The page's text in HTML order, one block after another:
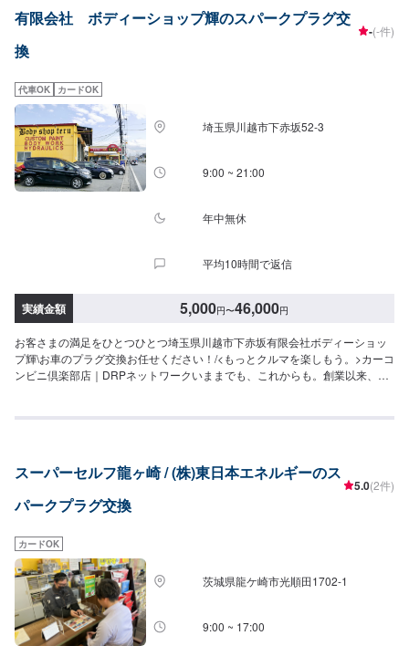
ご納得いただければ作業開始【4】仕上がり次第納車-----納期について-----納
期は通常1日～2日程度で納車となります。(要相談)納期は前後する場合がご
ざいます。予めご了承ください。-----ご来店時の注意、受付方法-----入庫の際
ースに駐車してください。受付はスタッフへ「メンテモで予約しました」と
お伝えください。ご案内いたします。【定休日・営業時間】定休日：日曜
日、祝日、第二土曜日営業時間：8:30~17:30
有限会社 ボディーショップ輝のスパークプラグ交
換
-(-件)
代車OK カードOK
埼玉県川越市下赤坂52‐3
9:00 ~ 21:00
年中無休
平均10時間で返信
実績金額 5,000円〜46,000円
お客さまの満足をひとつひとつ埼玉県川越市下赤坂有限会社ボディーショッ
プ輝\お車のプラグ交換お任せください！/<もっとクルマを楽しもう。>カーコ
ンビニ倶楽部店｜DRPネットワークいままでも、これからも。創業以来、た
ニ倶楽部やDRPネットワークに加入し、設備を整え、焦ることなく休むこと
ば作業開始【4】仕上がり次第納車<パーツ持ち込みOK>パーツの持ち込み・
販売が可能です。持ち込みをご希望の方はオファーにて、車種情報と持ち込
みパーツの詳細をお送りください。店頭でのパーツのご購入をご希望の方も
>代車をご用意しています。お車の作業中は代車をご利用ください。※代車の
燃料代はお客様にご負担いただいております。<定休日・営業時間>定休日：
年中無休（大型連休のみ休み）営業時間：9:00~21:00<輸入車のご注意>修理
作業時に部品が必要な場合、一般的に国内に流通している部品以外は本国取
り寄せとなるため、作業完了までにお時間をいただく場合がございます。ま
た車の性質上、追加部品・作業が必要となるケースがあり、その場合は都度
ご連絡をさせていただきます。
スーパーセルフ龍ヶ崎 / (株)東日本エネルギーのス
パークプラグ交換
5.0(2件)
カードOK
茨城県龍ケ崎市光順田1702-1
9:00 ~ 17:00